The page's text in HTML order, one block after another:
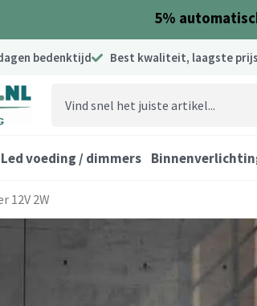
5%
bedenktijd Best kwaliteit, laagste prijs
Led voeding / dimmers
12V 2W